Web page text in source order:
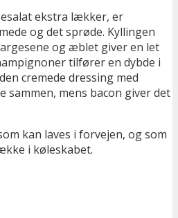
ekstra lækker, er
og det sprøde. Kyllingen
og æblet giver en let
tilfører en dybde i
cremede dressing med
sammen, mens bacon giver det
kan laves i forvejen, og som
i køleskabet.